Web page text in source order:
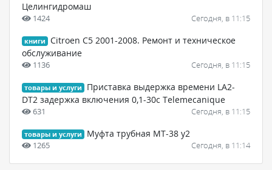
Целингидромаш
1424 Сегодня, в 11:15
книги
Citroen C5 2001-2008. Ремонт и техническое
обслуживание
1136 Сегодня, в 11:15
товары и услуги
Приставка выдержка времени LA2-
DT2 задержка включения 0,1-30с Telemecanique
631 Сегодня, в 11:15
товары и услуги Муфта трубная МТ-38 у2
1265 Сегодня, в 11:14